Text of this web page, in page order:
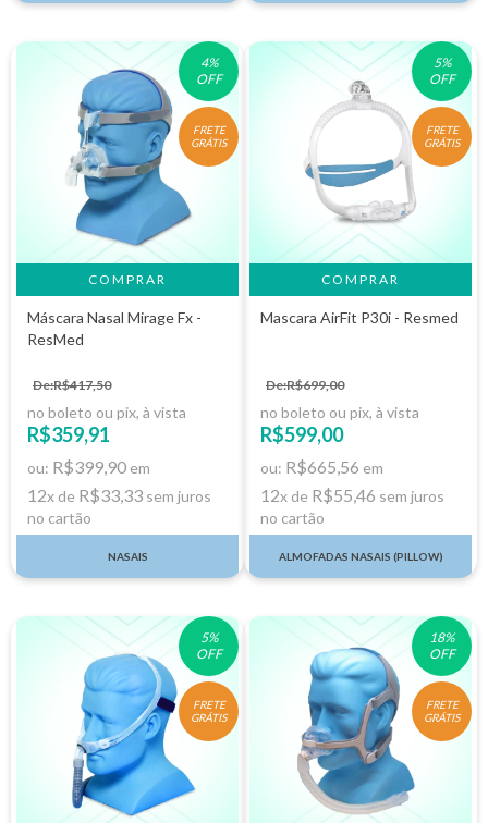
4%
OFF
FRETE
GRÁTIS
COMPRAR
Máscara Nasal Mirage Fx -
ResMed
De:R$417,50
no boleto ou pix, à vista
R$359,91
ou: R$399,90 em
12x de R$33,33 sem juros
no cartão
NASAIS
5%
OFF
FRETE
GRÁTIS
Mascara AirFit P30i - Resmed
De:R$699,00
no boleto ou pix, à vista
R$599,00
ou: R$665,56 em
12x de R$55,46 sem juros
no cartão
ALMOFADAS NASAIS (PILLOW)
5%
OFF
FRETE
GRÁTIS
18%
OFF
FRETE
GRÁTIS